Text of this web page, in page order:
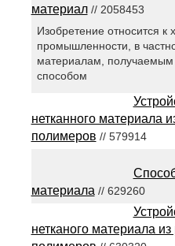
материал// 2058453
Изобретение относится к
промышленности, в
материалам,
способом
нетканного материала
полимеров // 579914
материала// 629260
нетканого материала